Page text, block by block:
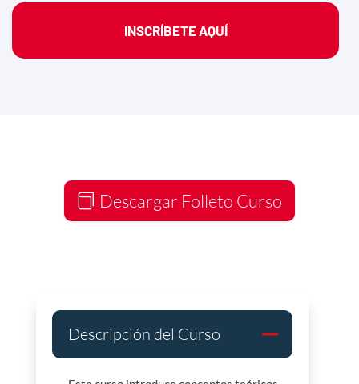
INSCRÍBETE AQUÍ
Descargar Folleto Curso
Descripción del Curso